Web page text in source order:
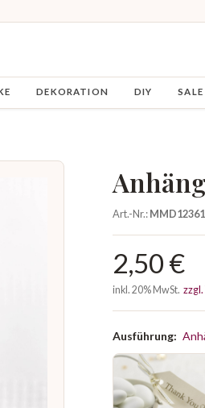
DEKORATION DIY SALE
Art.-Nr.:
2,50 €
inkl. 20% MwSt.
Ausführung: